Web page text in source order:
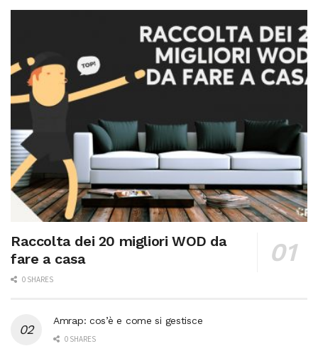
Raccolta dei 20 migliori WOD da
fare a casa
0 SHARES
Amrap: cos’è e come si gestisce
0 SHARES